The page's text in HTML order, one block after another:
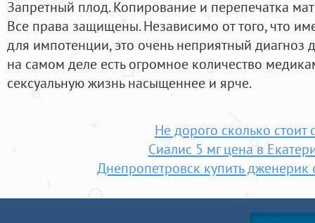
Запретный плод. Копирование и перепечатка
Все права защищены. Независимо от того, что
для импотенции, это очень неприятный
на самом деле есть огромное количество
сексуальную жизнь насыщеннее и ярче.
Не дорого сколько стоит
Сиалис 5 мг цена в
Днепропетровск купить дженерик